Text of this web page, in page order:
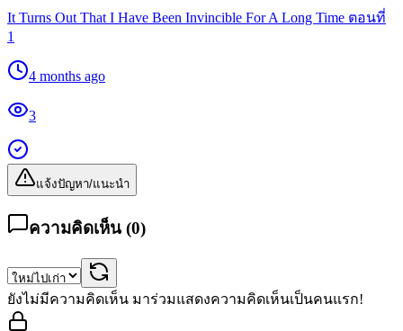
It Turns Out That I Have Been Invincible For A Long Time ตอนที่
1
4 months ago
3
แจ้งปัญหา/แนะนำ
ความคิดเห็น (0)
ยังไม่มีความคิดเห็น มาร่วมแสดงความคิดเห็นเป็นคนแรก!